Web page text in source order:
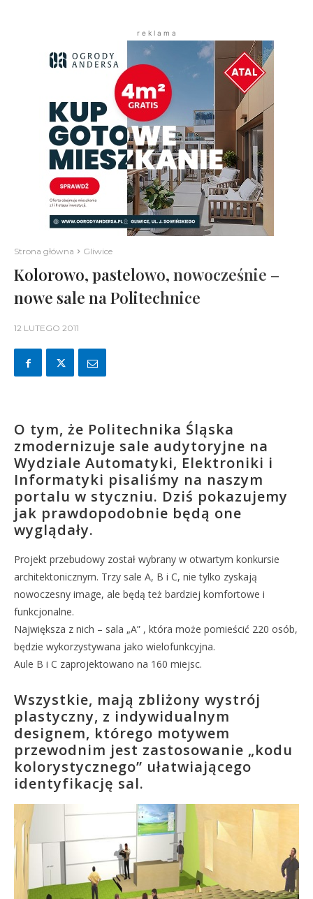
r e k l a m a
Strona główna Gliwice
Kolorowo, pastelowo, nowocześnie –
nowe sale na Politechnice
12 LUTEGO 2011
O tym, że Politechnika Śląska
zmodernizuje sale audytoryjne na
Wydziale Automatyki, Elektroniki i
Informatyki pisaliśmy na naszym
portalu w styczniu. Dziś pokazujemy
jak prawdopodobnie będą one
wyglądały.
Projekt przebudowy został wybrany w otwartym konkursie
architektonicznym. Trzy sale A, B i C, nie tylko zyskają
nowoczesny image, ale będą też bardziej komfortowe i
funkcjonalne.
Największa z nich – sala „A” , która może pomieścić 220 osób,
będzie wykorzystywana jako wielofunkcyjna.
Aule B i C zaprojektowano na 160 miejsc.
Wszystkie, mają zbliżony wystrój
plastyczny, z indywidualnym
designem, którego motywem
przewodnim jest zastosowanie „kodu
kolorystycznego” ułatwiającego
identyfikację sal.